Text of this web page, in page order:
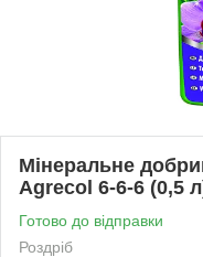
Мінеральне
Agrecol 6-6-6 (0,5
Готово до відправки
Роздріб